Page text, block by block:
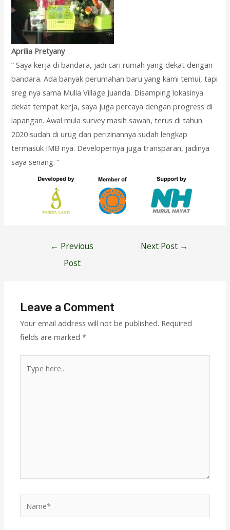
Aprilia Pretyany
“ Saya kerja di bandara, jadi cari rumah yang dekat dengan
bandara. Ada banyak perumahan baru yang kami temui, tapi
sreg nya sama Mulia Village Juanda. Disamping lokasinya
dekat tempat kerja, saya juga percaya dengan progress di
lapangan. Awal mula survey masih sawah, terus di tahun
2020 sudah di urug dan perizinannya sudah lengkap
termasuk IMB nya. Developernya juga transparan, jadinya
saya senang. ”
← Previous
Post
Next Post →
Leave a Comment
Your email address will not be published. Required
fields are marked*
here..